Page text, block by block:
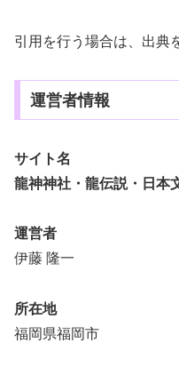
引用を行う場合は、出典
運営者情報
サイト名
龍神神社・龍伝説・日本
運営者
伊藤 隆一
所在地
福岡県福岡市